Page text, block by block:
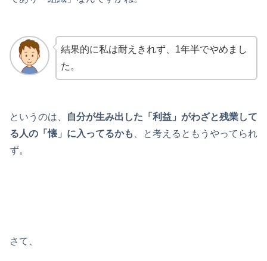
結果的に私は耐えきれず、1年半でやめまし
た。
というのは、
自分が生み出した「利益」がわざと残業して
る人の「懐」に入ってるかも
、と考えるともうやってられ
ず。
さて、